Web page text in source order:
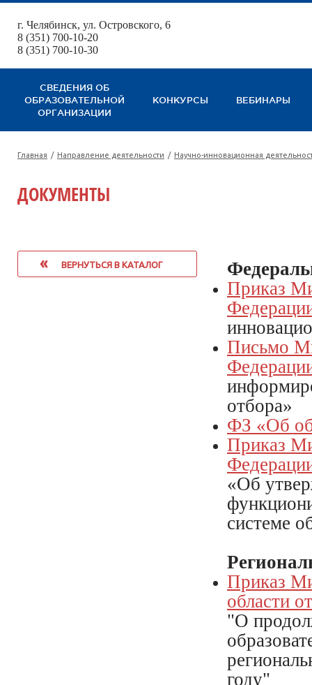
г. Челябинск, ул. Островского, 6
8 (351) 700-10-20
8 (351) 700-10-30
СВЕДЕНИЯ ОБ
ОБРАЗОВАТЕЛЬНОЙ
ОРГАНИЗАЦИИ
КОНКУРСЫ ВЕБИНАРЫ
Главная / Направление деятельности / Научно-инновационная
ДОКУМЕНТЫ
« ВЕРНУТЬСЯ В КАТАЛОГ
Приказ
Письмо
отбора»
ФЗ «Об
Приказ
«Об
системе
Приказ
области
"О
году"